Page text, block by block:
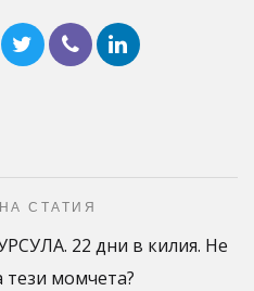
СТАТИЯ
22 дни в килия. Не
тези момчета?